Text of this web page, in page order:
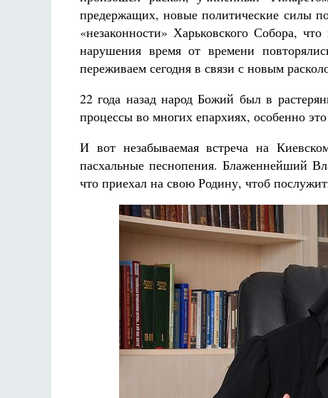
предержащих, новые политические силы
«незаконности» Харьковского Собора,
нарушения время от времени
переживаем сегодня в связи с новым
22 года назад народ Божий был в
процессы во многих епархиях, особенно
И вот незабываемая встреча на
пасхальные песнопения. Блаженнейший
что приехал на свою Родину, чтоб